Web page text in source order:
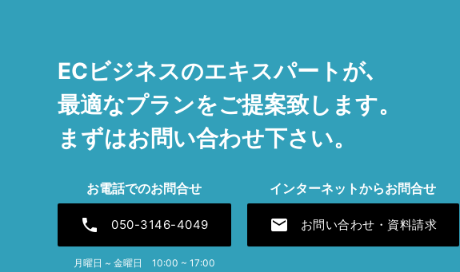
ECビジネスのエキスパートが､
最適なプランをご提案致します。
まずはお問い合わせ下さい。
お電話でのお問合せ
phone 050-3146-4049
月曜日 ~ 金曜日 10:00 ~ 17:00
インターネットからお問合せ
mail お問い合わせ・資料請求